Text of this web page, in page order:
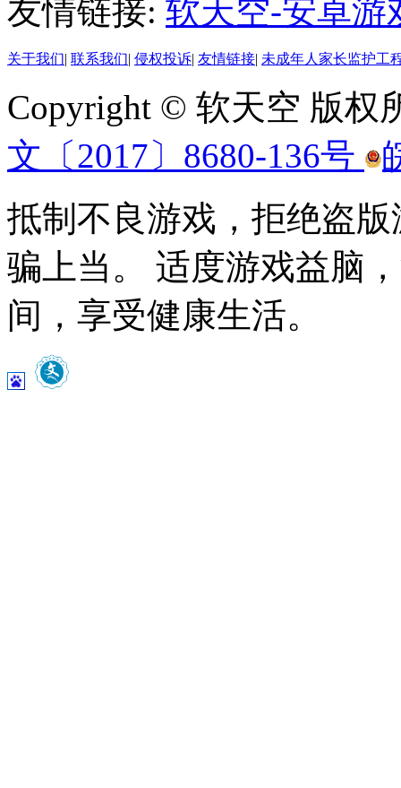
友情链接: 软天空-安卓游
关于我们| 联系我们| 侵权投诉| 友情链接| 未成年人家长监护工
Copyright © 软天空 版权
文〔2017〕8680-136号
抵制不良游戏，拒绝盗
骗上当。 适度游戏益脑
间，享受健康生活。